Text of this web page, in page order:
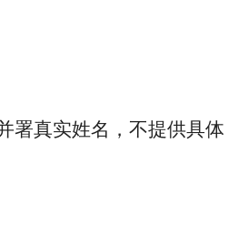
署真实姓名，不提供具体